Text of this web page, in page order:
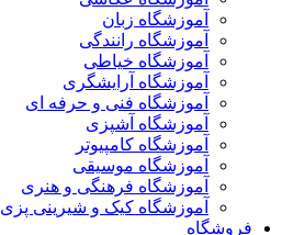
آموزشگاه زبان
آموزشگاه رانندگی
آموزشگاه خیاطی
آموزشگاه آرایشگری
آموزشگاه فنی و حرفه ای
آموزشگاه آشپزی
آموزشگاه کامپیوتر
آموزشگاه موسیقی
آموزشگاه فرهنگی و هنری
آموزشگاه کیک و شیرینی پزی
فروشگاه